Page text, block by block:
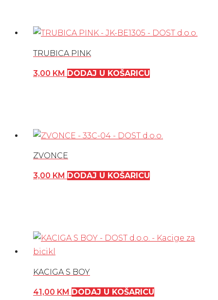
TRUBICA PINK
3,00 KM DODAJ U KOŠARICU
ZVONCE
3,00 KM DODAJ U KOŠARICU
KACIGA S BOY
41,00 KM DODAJ U KOŠARICU